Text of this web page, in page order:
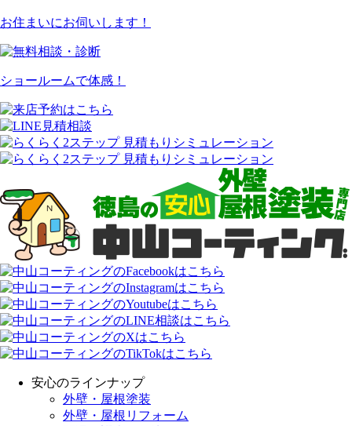
お住まいにお伺いします！
ショールームで体感！
安心のラインナップ
外壁・屋根塗装
外壁・屋根リフォーム